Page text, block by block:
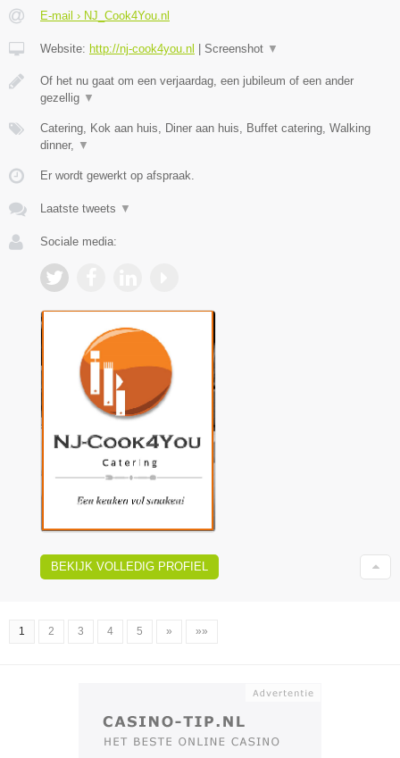
E-mail › NJ_Cook4You.nl
Website: http://nj-cook4you.nl Screenshot ▼
Of het nu gaat om een verjaardag, een jubileum of een ander
gezellig ▼
Catering, Kok aan huis, Diner aan huis, Buffet catering, Walking
dinner, ▼
Er wordt gewerkt op afspraak.
Laatste tweets ▼
Sociale media:
BEKIJK VOLLEDIG PROFIEL
1 2 3 4 5 » »»